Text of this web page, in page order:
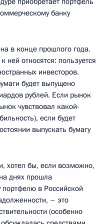
банку
в конце прошлого года.
относятся: пользуется
инвесторов.
будет выпущено
рублей. Если рынок
чувствовал какой-
если будет
выпускать бумагу
хотел бы, если возможно,
днях прошла
в Российской
– это
(особенно